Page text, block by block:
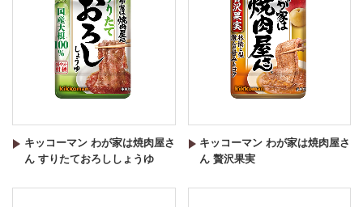
キッコーマン わが家は焼肉屋さ
ん すりたておろししょうゆ
キッコーマン わが家は焼肉屋さ
ん 贅沢果実